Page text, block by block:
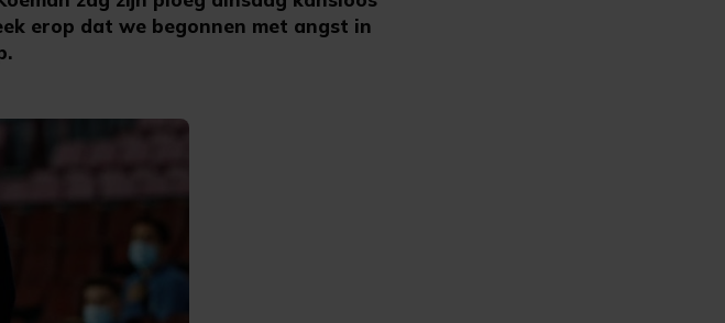
erop dat we begonnen met angst in